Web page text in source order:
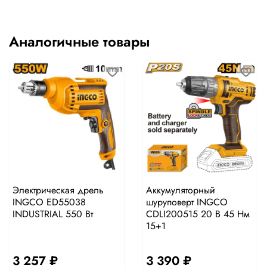
Аналогичные товары
Электрическая дрель
INGCO ED55038
INDUSTRIAL 550 Вт
3 257 ₽
Аккумуляторный
шуруповерт INGCO
CDLI200515 20 В 45 Нм
15+1
3 390 ₽